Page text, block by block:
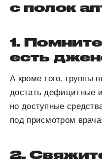
с полок
1.
есть
А кроме того, группы
достать дефицитные
но доступные
под присмотром
2.